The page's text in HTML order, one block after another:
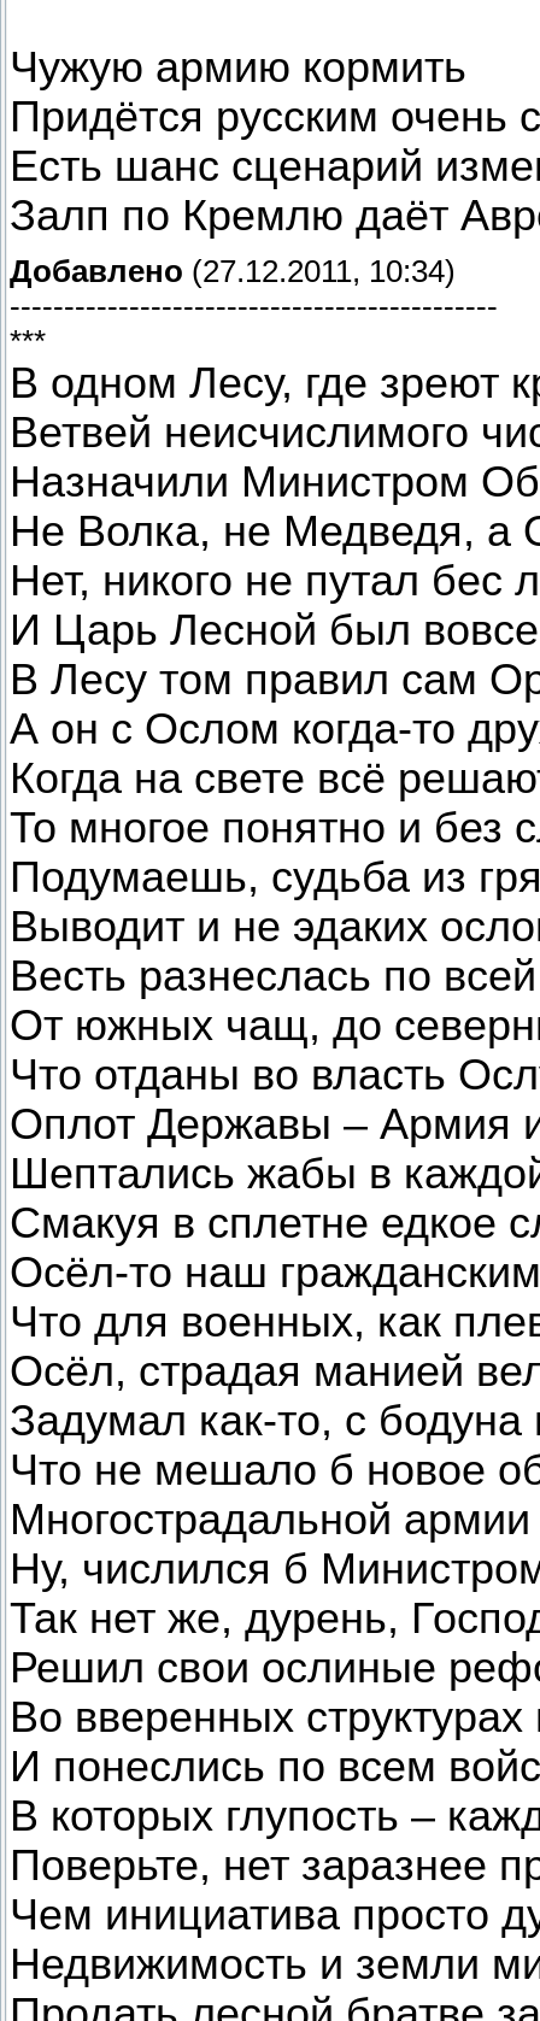
Чужую армию кормить
Придётся русским очень
Есть шанс сценарий
Залп по Кремлю даёт
Добавлено (27.12.2011, 10:34)
---------------------------------------------
***
В одном Лесу, где зреют
Ветвей неисчислимого
Назначили Министром
Не Волка, не Медведя,
Нет, никого не путал бес
И Царь Лесной был
В Лесу том правил сам
А он с Ослом когда-то
Когда на свете всё
То многое понятно и без
Подумаешь, судьба из
Выводит и не эдаких
Весть разнеслась по
От южных чащ, до
Что отданы во власть
Оплот Державы – Армия
Шептались жабы в
Смакуя в сплетне едкое
Осёл-то наш
Что для военных, как
Осёл, страдая манией
Задумал как-то, с бодуна
Что не мешало б новое
Многострадальной армии
Ну, числился б
Так нет же, дурень,
Решил свои ослиные
Во вверенных структурах
И понеслись по всем
В которых глупость –
Поверьте, нет заразнее
Чем инициатива просто
Недвижимость и земли